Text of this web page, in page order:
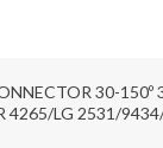
30-150º
4265/LG 2531/